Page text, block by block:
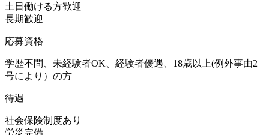
土日働ける方歓迎
長期歓迎
応募資格
学歴不問、未経験者OK、経験者優遇、18歳以上(例外事由2
号により）の方
待遇
社会保険制度あり
労災完備